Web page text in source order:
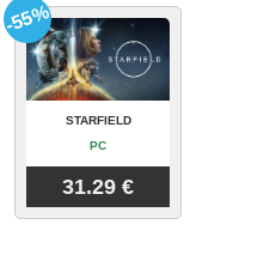
STARFIELD
PC
31.29 €
-55%